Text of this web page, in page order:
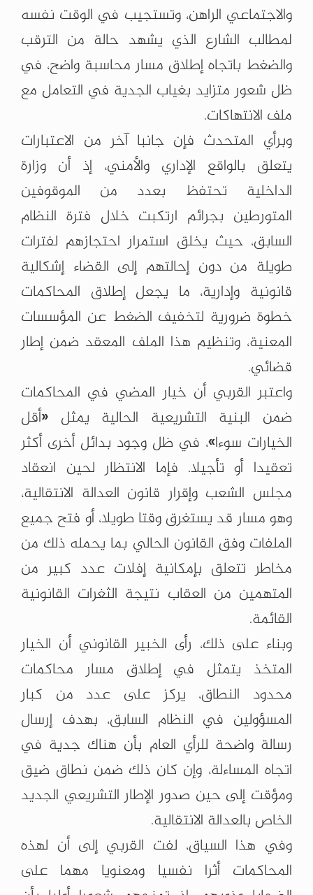
والاجتماعي الراهن، وتستجيب في الوقت نفسه
لمطالب الشارع الذي يشهد حالة من الترقب
والضغط باتجاه إطلاق مسار محاسبة واضح، في
ظل شعور متزايد بغياب الجدية في التعامل مع
ملف الانتهاكات.
وبرأي المتحدث فإن جانبا آخر من الاعتبارات
يتعلق بالواقع الإداري والأمني، إذ أن وزارة
الداخلية تحتفظ بعدد من الموقوفين
المتورطين بجرائم ارتكبت خلال فترة النظام
السابق، حيث يخلق استمرار احتجازهم لفترات
طويلة من دون إحالتهم إلى القضاء إشكالية
قانونية وإدارية، ما يجعل إطلاق المحاكمات
خطوة ضرورية لتخفيف الضغط عن المؤسسات
المعنية، وتنظيم هذا الملف المعقد ضمن إطار
قضائي.
واعتبر القربي أن خيار المضي في المحاكمات
ضمن البنية التشريعية الحالية يمثل «أقل
الخيارات سوءا»، في ظل وجود بدائل أخرى أكثر
تعقيدا أو تأجيلا. فإما الانتظار لحين انعقاد
مجلس الشعب وإقرار قانون العدالة الانتقالية،
وهو مسار قد يستغرق وقتا طويلا، أو فتح جميع
الملفات وفق القانون الحالي بما يحمله ذلك من
مخاطر تتعلق بإمكانية إفلات عدد كبير من
المتهمين من العقاب نتيجة الثغرات القانونية
القائمة.
وبناء على ذلك، رأى الخبير القانوني أن الخيار
المتخذ يتمثل في إطلاق مسار محاكمات
محدود النطاق، يركز على عدد من كبار
المسؤولين في النظام السابق، بهدف إرسال
رسالة واضحة للرأي العام بأن هناك جدية في
اتجاه المساءلة، وإن كان ذلك ضمن نطاق ضيق
ومؤقت إلى حين صدور الإطار التشريعي الجديد
الخاص بالعدالة الانتقالية.
وفي هذا السياق، لفت القربي إلى أن لهذه
المحاكمات أثرا نفسيا ومعنويا مهما على